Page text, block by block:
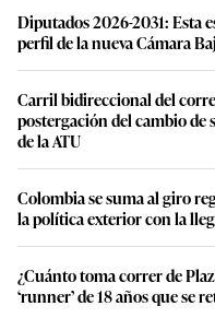
Diputados 2026-2031: Esta
perfil de la nueva Cámara
Carril bidireccional del
postergación del cambio de
de la ATU
Colombia se suma al giro
la política exterior con la
¿Cuánto toma correr de
‘runner’ de 18 años que se